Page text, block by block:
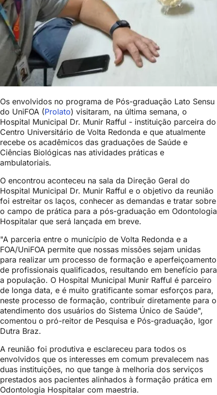
Os envolvidos no programa de Pós-graduação Lato Sensu
do UniFOA (Prolato) visitaram, na última semana, o
Hospital Municipal Dr. Munir Rafful - instituição parceira do
Centro Universitário de Volta Redonda e que atualmente
recebe os acadêmicos das graduações de Saúde e
Ciências Biológicas nas atividades práticas e
ambulatoriais.
O encontrou aconteceu na sala da Direção Geral do
Hospital Municipal Dr. Munir Rafful e o objetivo da reunião
foi estreitar os laços, conhecer as demandas e tratar sobre
o campo de prática para a pós-graduação em Odontologia
Hospitalar que será lançada em breve.
"A parceria entre o município de Volta Redonda e a
FOA/UniFOA permite que nossas missões sejam unidas
para realizar um processo de formação e aperfeiçoamento
de profissionais qualificados, resultando em benefício para
a população. O Hospital Municipal Munir Rafful é parceiro
de longa data, e é muito gratificante somar esforços para,
neste processo de formação, contribuir diretamente para o
atendimento dos usuários do Sistema Único de Saúde",
comentou o pró-reitor de Pesquisa e Pós-graduação, Igor
Dutra Braz.
A reunião foi produtiva e esclareceu para todos os
envolvidos que os interesses em comum prevalecem nas
duas instituições, no que tange à melhoria dos serviços
prestados aos pacientes alinhados à formação prática em
Odontologia Hospitalar com maestria.